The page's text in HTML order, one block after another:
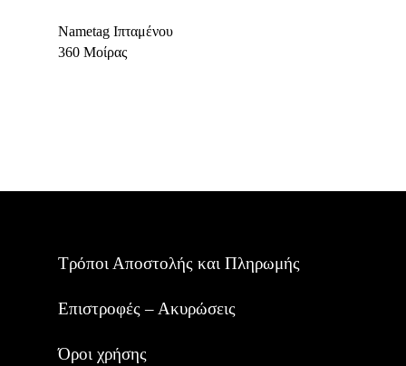
Select Options
Nametag Ιπταμένου
360 Μοίρας
Τρόποι Αποστολής και Πληρωμής
Επιστροφές – Ακυρώσεις
Όροι χρήσης